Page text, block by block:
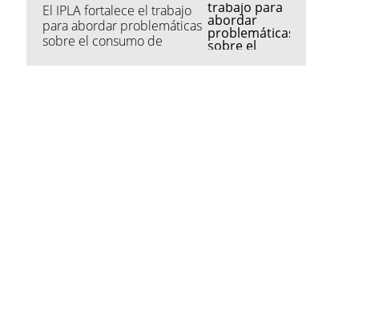
El IPLA fortalece el trabajo
para abordar problemáticas
sobre el consumo de